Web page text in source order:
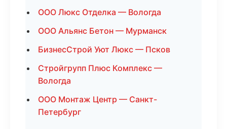
ООО Люкс Отделка — Вологда
ООО Альянс Бетон — Мурманск
БизнесСтрой Уют Люкс — Псков
Стройгрупп Плюс Комплекс —
Вологда
ООО Монтаж Центр — Санкт-
Петербург